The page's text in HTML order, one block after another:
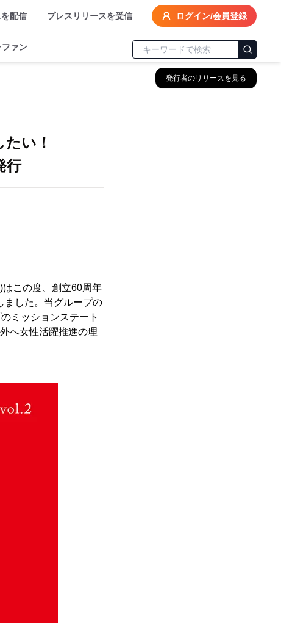
配信 プレスリリースを受信 ログイン/会員登録
ファン
発行者のリリースを見る
い！
行
この度、創立60周年
ました。当グループの
ミッションステート
へ女性活躍推進の理